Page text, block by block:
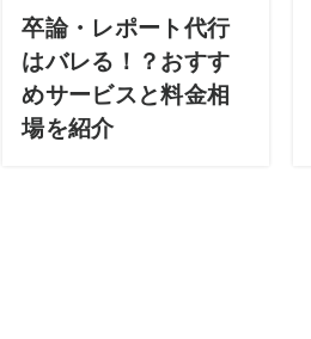
卒論・レポート代行
はバレる！？おすす
めサービスと料金相
場を紹介